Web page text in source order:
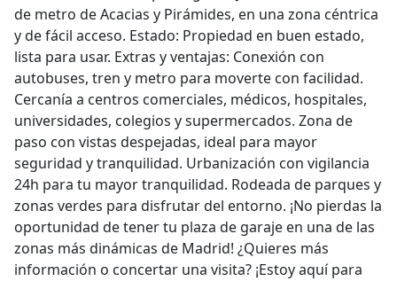
de metro de Acacias y Pirámides, en una zona céntrica
y de fácil acceso. Estado: Propiedad en buen estado,
lista para usar. Extras y ventajas: Conexión con
autobuses, tren y metro para moverte con facilidad.
Cercanía a centros comerciales, médicos, hospitales,
universidades, colegios y supermercados. Zona de
paso con vistas despejadas, ideal para mayor
seguridad y tranquilidad. Urbanización con vigilancia
24h para tu mayor tranquilidad. Rodeada de parques y
zonas verdes para disfrutar del entorno. ¡No pierdas la
oportunidad de tener tu plaza de garaje en una de las
zonas más dinámicas de Madrid! ¿Quieres más
información o concertar una visita? ¡Estoy aquí para